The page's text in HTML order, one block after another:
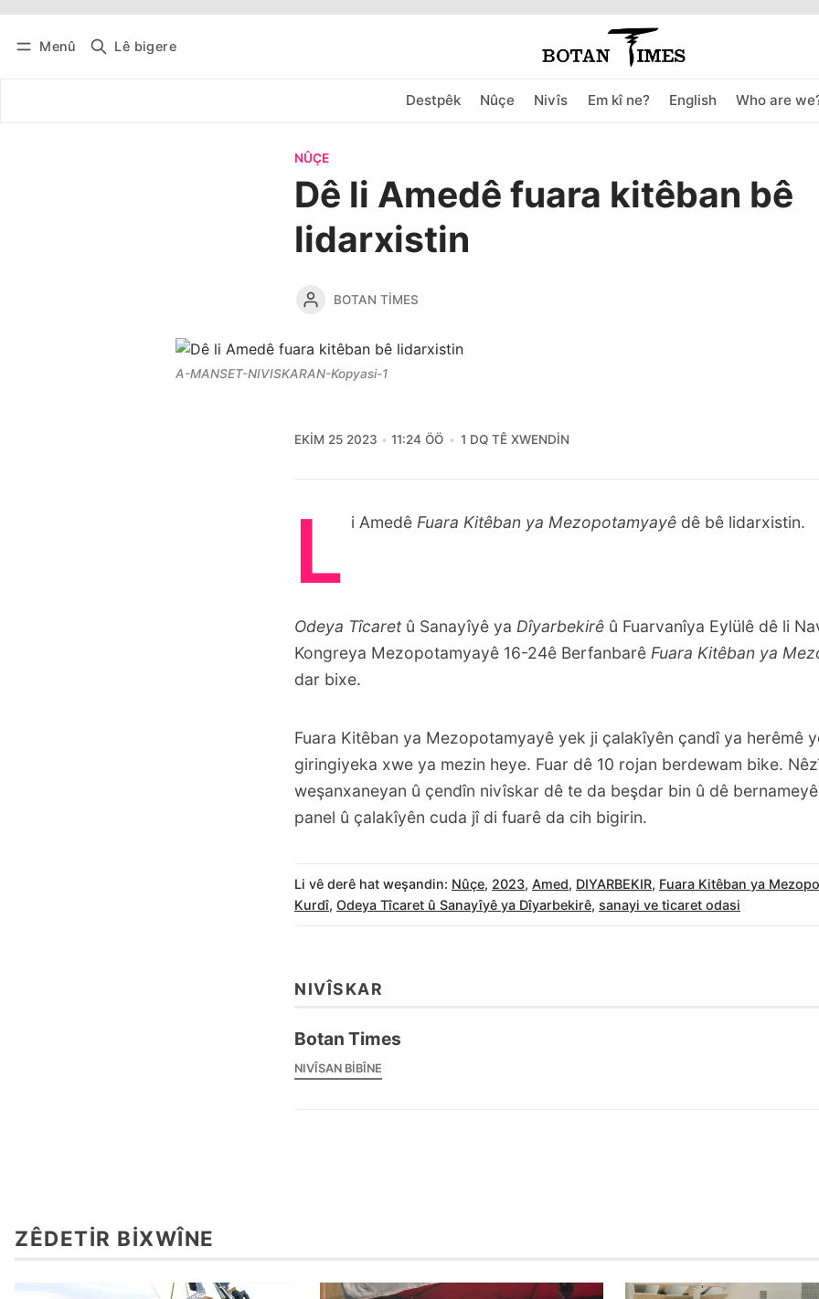
Menû Lê bigere
Destpêk Nûçe Nivîs Em kî ne? English Who are
Têkevê Bûltena belaş bistîne
NÛÇE
Dê li Amedê fuara kitêban bê
lidarxistin
BOTAN TIMES
A-MANSET-NIVISKARAN-Kopyasi-1
EKIM 25 2023 11:24 ÖÖ 1 DQ TÊ XWENDIN
L i Amedê Fuara Kitêban ya Mezopotamyayê dê bê lidarxistin.
Odeya Tîcaretû Sanayîyê ya Dîyarbekirê û Fuarvanîya Eylülê dê li
Kongreya Mezopotamyayê 16-24ê Berfanbarê Fuara Kitêban ya
dar bixe.
Fuara Kitêban ya Mezopotamyayê yek ji çalakîyên çandî ya herêmê
giringiyeka xwe ya mezin heye. Fuar dê 10 rojan berdewam bike.
weşanxaneyan û çendîn nivîskar dê te da beşdar bin û dê
panel û çalakîyên cuda jî di fuarê da cih bigirin.
Li vê derê hat weşandin: Nûçe, 2023, Amed, DIYARBEKIR, Fuara Kitêban ya
Kurdî, Odeya Tîcaret û Sanayîyê ya Dîyarbekirê, sanayi ve ticaret odasi
NIVÎSKAR
Botan Times
NIVÎSAN BIBÎNE
ZÊDETIR BIXWÎNE